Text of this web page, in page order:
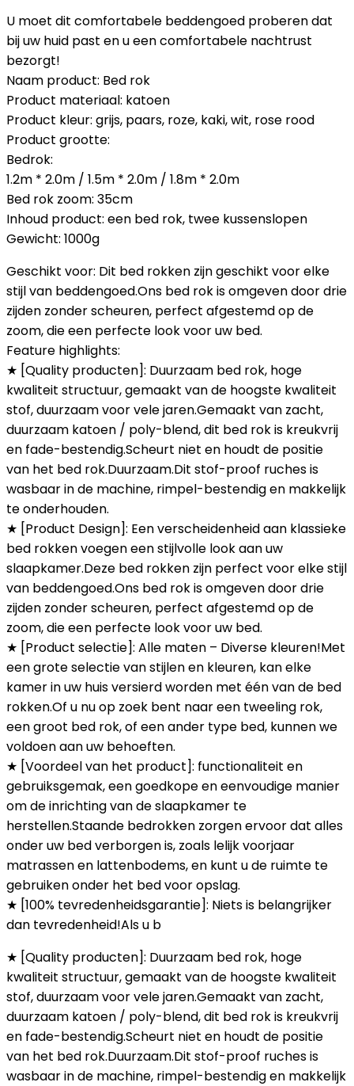
U moet dit comfortabele beddengoed proberen dat
bij uw huid past en u een comfortabele nachtrust
bezorgt!
Naam product: Bed rok
Product materiaal: katoen
Product kleur: grijs, paars, roze, kaki, wit, rose rood
Product grootte:
Bedrok:
1.2m * 2.0m / 1.5m * 2.0m / 1.8m * 2.0m
Bed rok zoom: 35cm
Inhoud product: een bed rok, twee kussenslopen
Gewicht: 1000g
Geschikt voor: Dit bed rokken zijn geschikt voor elke
stijl van beddengoed.Ons bed rok is omgeven door drie
zijden zonder scheuren, perfect afgestemd op de
zoom, die een perfecte look voor uw bed.
Feature highlights:
★ [Quality producten]: Duurzaam bed rok, hoge
kwaliteit structuur, gemaakt van de hoogste kwaliteit
stof, duurzaam voor vele jaren.Gemaakt van zacht,
duurzaam katoen / poly-blend, dit bed rok is kreukvrij
en fade-bestendig.Scheurt niet en houdt de positie
van het bed rok.Duurzaam.Dit stof-proof ruches is
wasbaar in de machine, rimpel-bestendig en makkelijk
te onderhouden.
★ [Product Design]: Een verscheidenheid aan klassieke
bed rokken voegen een stijlvolle look aan uw
slaapkamer.Deze bed rokken zijn perfect voor elke stijl
van beddengoed.Ons bed rok is omgeven door drie
zijden zonder scheuren, perfect afgestemd op de
zoom, die een perfecte look voor uw bed.
★ [Product selectie]: Alle maten – Diverse kleuren!Met
een grote selectie van stijlen en kleuren, kan elke
kamer in uw huis versierd worden met één van de bed
rokken.Of u nu op zoek bent naar een tweeling rok,
een groot bed rok, of een ander type bed, kunnen we
voldoen aan uw behoeften.
★ [Voordeel van het product]: functionaliteit en
gebruiksgemak, een goedkope en eenvoudige manier
om de inrichting van de slaapkamer te
herstellen.Staande bedrokken zorgen ervoor dat alles
onder uw bed verborgen is, zoals lelijk voorjaar
matrassen en lattenbodems, en kunt u de ruimte te
gebruiken onder het bed voor opslag.
★ [100% tevredenheidsgarantie]: Niets is belangrijker
dan tevredenheid!Als u b
★ [Quality producten]: Duurzaam bed rok, hoge
kwaliteit structuur, gemaakt van de hoogste kwaliteit
stof, duurzaam voor vele jaren.Gemaakt van zacht,
duurzaam katoen / poly-blend, dit bed rok is kreukvrij
en fade-bestendig.Scheurt niet en houdt de positie
van het bed rok.Duurzaam.Dit stof-proof ruches is
wasbaar in de machine, rimpel-bestendig en makkelijk